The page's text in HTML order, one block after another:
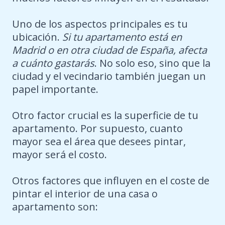
Uno de los aspectos principales es tu
ubicación. Si tu apartamento está en
Madrid o en otra ciudad de España, afecta
a cuánto gastarás. No solo eso, sino que la
ciudad y el vecindario también juegan un
papel importante.
Otro factor crucial es la superficie de tu
apartamento. Por supuesto, cuanto
mayor sea el área que desees pintar,
mayor será el costo.
Otros factores que influyen en el coste de
pintar el interior de una casa o
apartamento son: